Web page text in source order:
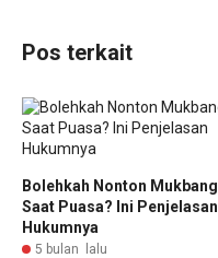
Pos terkait
Bolehkah Nonton Mukbang
Saat Puasa? Ini Penjelasan
Hukumnya
5 bulan lalu